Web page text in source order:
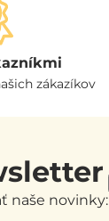
zákazíkov
naše novinky: